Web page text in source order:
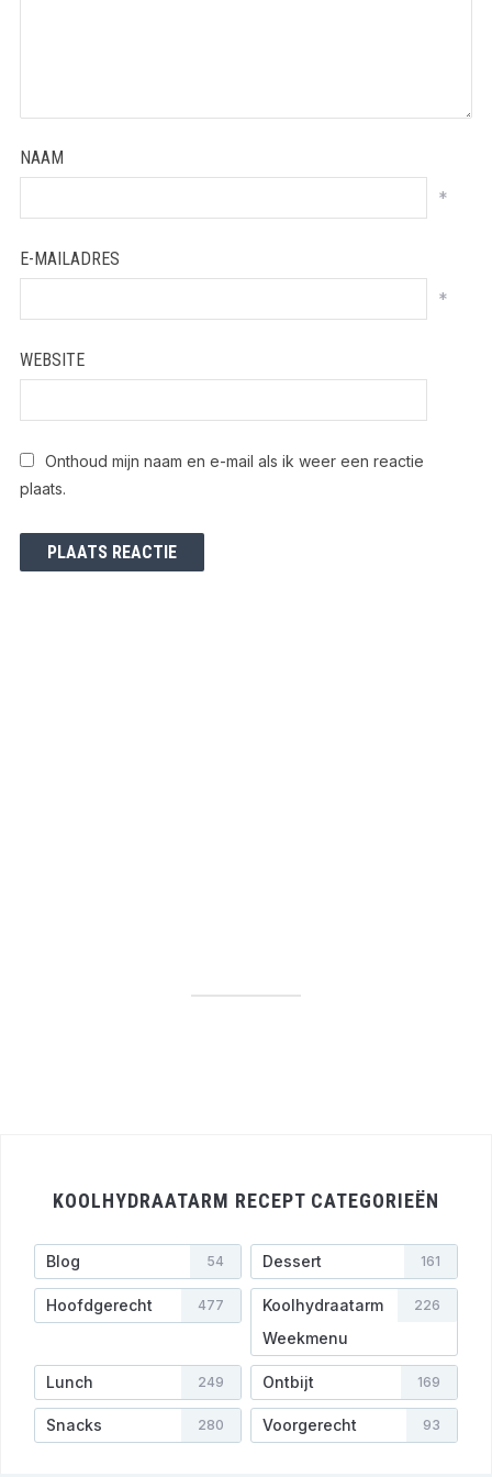
NAAM
*
E-MAILADRES
*
WEBSITE
Onthoud mijn naam en e-mail als ik weer een reactie
plaats.
KOOLHYDRAATARM RECEPT CATEGORIEËN
Blog 54 Dessert 161
Hoofdgerecht 477
Koolhydraatarm
Weekmenu
226
Lunch 249 Ontbijt 169
Snacks 280 Voorgerecht 93